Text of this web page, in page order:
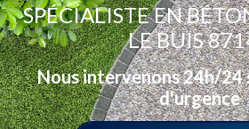
SPÉCIALISTE EN
LE BUIS
Nous intervenons 24h/24
d'urgence